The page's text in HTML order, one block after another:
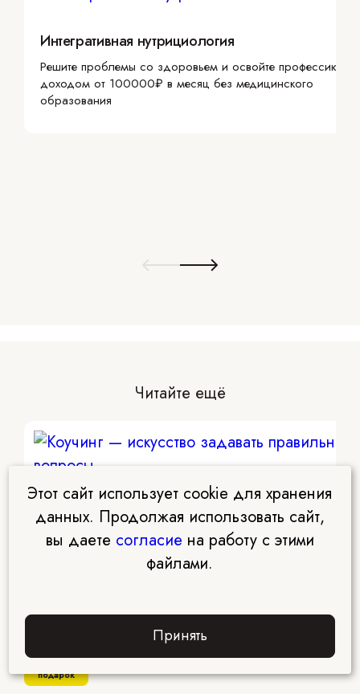
подарок
Интегративная нутрициология
Решите проблемы со здоровьем и освойте профессию с
доходом от 100000₽ в месяц без медицинского
образования
Читайте ещё
Коучинг
Коучинг — искусство задавать правильные
Этот сайт использует cookie для хранения
данных. Продолжая использовать сайт,
вы даете согласие на работу с этими
файлами.
Принять